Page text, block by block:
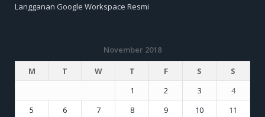
Langganan Google Workspace Resmi
November 2018
M
T W T F S
S
1
2 3
4
5
6 7 8 9 10
11